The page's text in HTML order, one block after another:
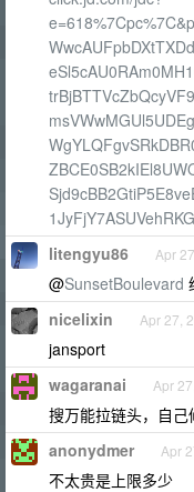
litengyu86 Apr
@SunsetBoulevard
nicelixin Apr 27,
jansport
wagaranai Apr
搜万能拉链头，自己
anonydmer Apr
不太贵是上限多少